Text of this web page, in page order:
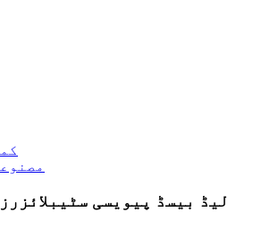
لیڈ بیسڈ پیویسی